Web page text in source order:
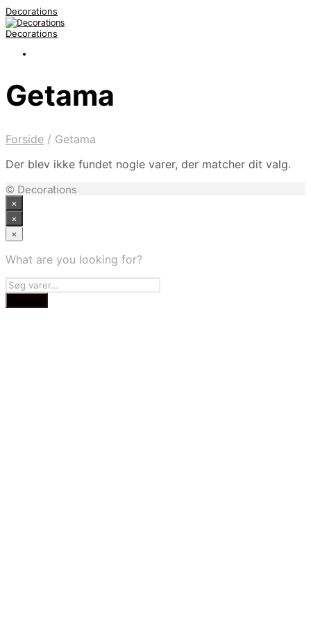
Decorations
Decorations
Getama
Forside / Getama
Der blev ikke fundet nogle varer, der matcher dit valg.
© Decorations
×
×
×
What are you looking for?